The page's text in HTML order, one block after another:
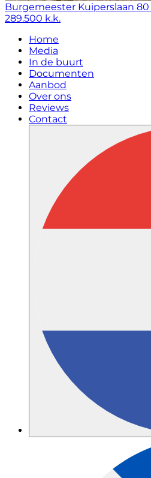
Burgemeester Kuiperslaan 80
289.500 k.k.
Home
Media
In de buurt
Documenten
Aanbod
Over ons
Reviews
Contact